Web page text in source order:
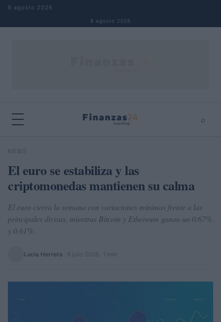
Saltar al contenido
8 agosto 2026
8 agosto 2026
⌕
Buscar
NEWS
El euro se estabiliza y las
criptomonedas mantienen su calma
El euro cierra la semana con variaciones mínimas frente a las
principales divisas, mientras Bitcoin y Ethereum ganan un 0.67%
y 0.61%.
Lucía Herrera 6 julio 2026 · 1 min